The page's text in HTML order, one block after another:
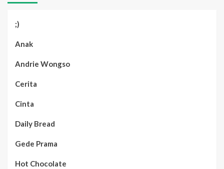
;)
Anak
Andrie Wongso
Cerita
Cinta
Daily Bread
Gede Prama
Hot Chocolate